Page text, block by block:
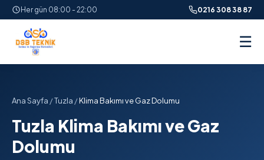
Her gün 08:00 - 22:00 0216 308 38 87
☰
Ana Sayfa /Tuzla /Klima Bakımı ve Gaz Dolumu
Tuzla Klima Bakımı ve Gaz
Dolumu